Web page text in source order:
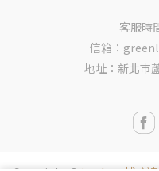
客服時
信箱：
地址：新北巿